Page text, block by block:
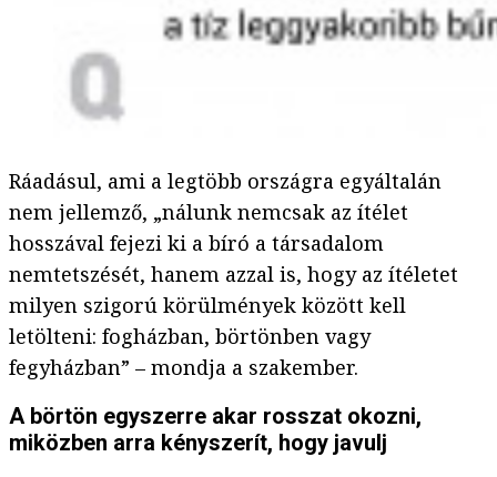
Ráadásul, ami a legtöbb országra egyáltalán
nem jellemző, „nálunk nemcsak az ítélet
hosszával fejezi ki a bíró a társadalom
nemtetszését, hanem azzal is, hogy az ítéletet
milyen szigorú körülmények között kell
letölteni: fogházban, börtönben vagy
fegyházban” – mondja a szakember.
A börtön egyszerre akar rosszat okozni,
miközben arra kényszerít, hogy javulj